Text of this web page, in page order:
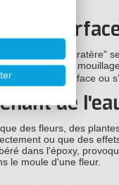
de la
"formation de cratère"
"problèmes de
la surface ou
de
des fleurs, des
ou que des
dans l'époxy,
le moule d'une fleur.